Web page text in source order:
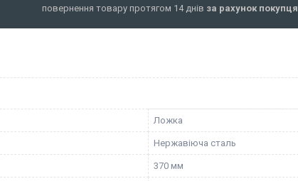
повернення товару протягом 14 днів за рахунок покупця
Ложка
Нержавіюча сталь
370 мм